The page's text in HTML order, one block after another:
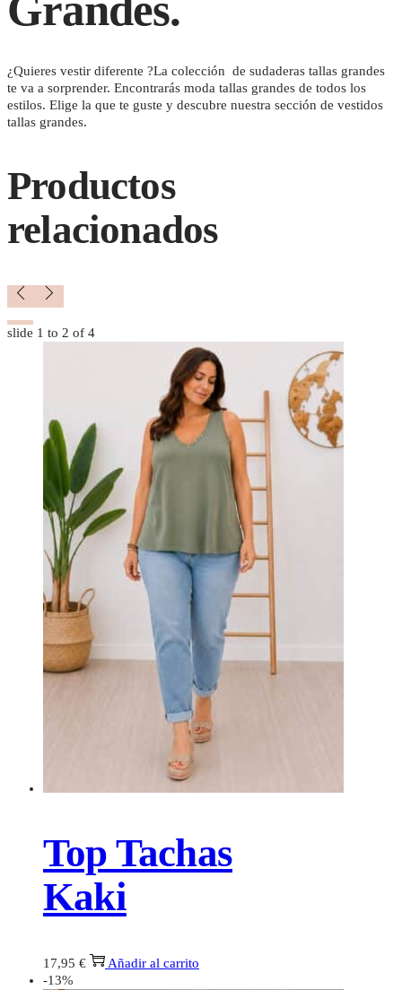
¿Quieres vestir diferente ?La colección de sudaderas tallas grandes
te va a sorprender. Encontrarás moda tallas grandes de todos los
estilos. Elige la que te guste y descubre nuestra sección de vestidos
tallas grandes.
Productos
relacionados
slide 1 to 2 of 4
Top Tachas
Kaki
17,95 €
Añadir al carrito
-13%